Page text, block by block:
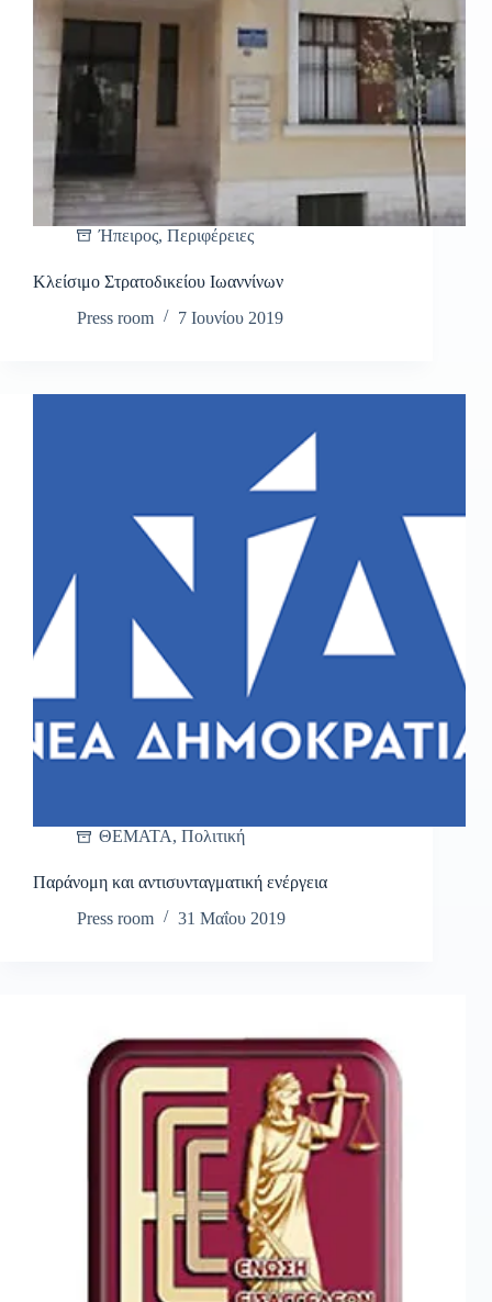
Ήπειρος, Περιφέρειες
Κλείσιμο Στρατοδικείου Ιωαννίνων
Press room
7 Ιουνίου 2019
ΘΕΜΑΤΑ, Πολιτική
Παράνομη και αντισυνταγματική ενέργεια
Press room
31 Μαΐου 2019